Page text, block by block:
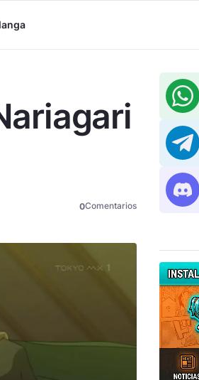
0Comentarios